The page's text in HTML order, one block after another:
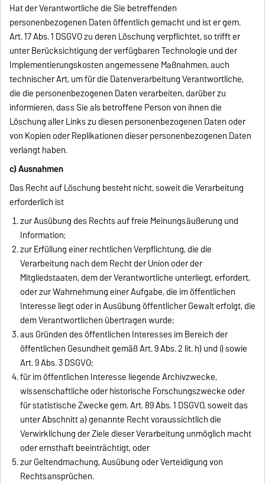
Hat der Verantwortliche die Sie betreffenden
personenbezogenen Daten öffentlich gemacht und ist er gem.
Art. 17 Abs. 1 DSGVO zu deren Löschung verpflichtet, so trifft er
unter Berücksichtigung der verfügbaren Technologie und der
Implementierungskosten angemessene Maßnahmen, auch
technischer Art, um für die Datenverarbeitung Verantwortliche,
die die personenbezogenen Daten verarbeiten, darüber zu
informieren, dass Sie als betroffene Person von ihnen die
Löschung aller Links zu diesen personenbezogenen Daten oder
von Kopien oder Replikationen dieser personenbezogenen Daten
verlangt haben.
c) Ausnahmen
Das Recht auf Löschung besteht nicht, soweit die Verarbeitung
erforderlich ist
zur Ausübung des Rechts auf freie Meinungsäußerung und
Information;
zur Erfüllung einer rechtlichen Verpflichtung, die die
Verarbeitung nach dem Recht der Union oder der
Mitgliedstaaten, dem der Verantwortliche unterliegt, erfordert,
oder zur Wahrnehmung einer Aufgabe, die im öffentlichen
Interesse liegt oder in Ausübung öffentlicher Gewalt erfolgt, die
dem Verantwortlichen übertragen wurde;
aus Gründen des öffentlichen Interesses im Bereich der
öffentlichen Gesundheit gemäß Art. 9 Abs. 2 lit. h) und i) sowie
Art. 9 Abs. 3 DSGVO;
für im öffentlichen Interesse liegende Archivzwecke,
wissenschaftliche oder historische Forschungszwecke oder
für statistische Zwecke gem. Art. 89 Abs. 1 DSGVO, soweit das
unter Abschnitt a) genannte Recht voraussichtlich die
Verwirklichung der Ziele dieser Verarbeitung unmöglich macht
oder ernsthaft beeinträchtigt, oder
zur Geltendmachung, Ausübung oder Verteidigung von
Rechtsansprüchen.